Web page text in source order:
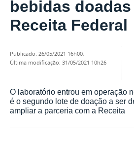
bebidas
Receita Federal
publicado: 26/05/2021 16h00,
última modificação: 31/05/2021 10h26
O laboratório entrou em operação
é o segundo lote de doação a ser
ampliar a parceria com a Receita